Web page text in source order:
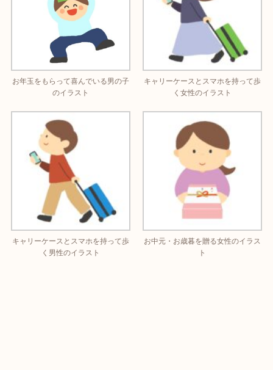
お年玉をもらって喜んでいる男の子
のイラスト
キャリーケースとスマホを持って歩
く女性のイラスト
キャリーケースとスマホを持って歩
く男性のイラスト
お中元・お歳暮を贈る女性のイラス
ト